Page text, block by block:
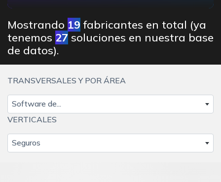
Mostrando 19 fabricantes en total (ya
tenemos 27 soluciones en nuestra base
de datos).
TRANSVERSALES Y POR ÁREA
Software de...
VERTICALES
Seguros